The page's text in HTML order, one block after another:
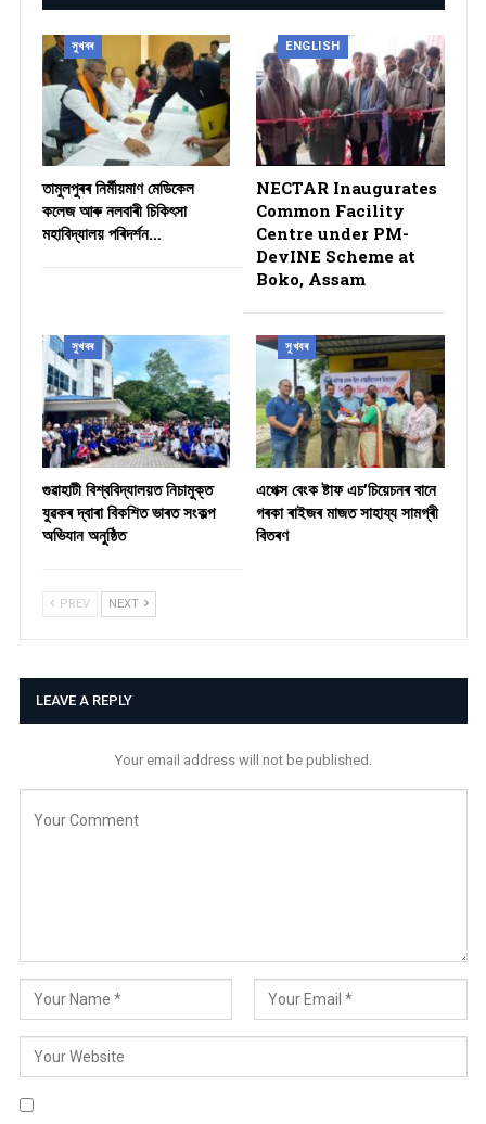
সুখবৰ
তামুলপুৰৰ নিৰ্মীয়মাণ মেডিকেল
কলেজ আৰু নলবাৰী চিকিৎসা
মহাবিদ্যালয় পৰিদৰ্শন…
ENGLISH
NECTAR Inaugurates
Common Facility
Centre under PM-
DevINE Scheme at
Boko, Assam
সুখবৰ
গুৱাহাটী বিশ্ববিদ্যালয়ত নিচামুক্ত
যুৱকৰ দ্বাৰা বিকশিত ভাৰত সংকল্প
অভিযান অনুষ্ঠিত
সুখবৰ
​এপেক্স বেংক ষ্টাফ এচ’চিয়েচনৰ বানে
গৰকা ৰাইজৰ মাজত সাহায্য সামগ্ৰী
বিতৰণ ​
PREV NEXT
LEAVE A REPLY
Your email address will not be published.